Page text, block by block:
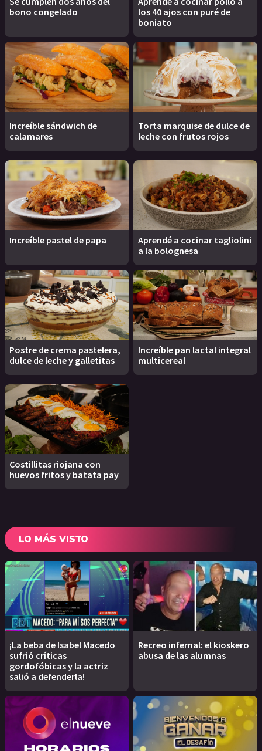
bono congelado
los 40 ajos con puré de
boniato
Increíble sándwich de
calamares
Torta marquise de dulce de
leche con frutos rojos
Increíble pastel de papa
Aprendé a cocinar tagliolini
a la bolognesa
Postre de crema pastelera,
dulce de leche y galletitas
Increíble pan lactal integral
multicereal
Costillitas riojana con
huevos fritos y batata pay
LO MÁS VISTO
¡La beba de Isabel Macedo
sufrió críticas
gordofóbicas y la actriz
salió a defenderla!
Recreo infernal: el kioskero
abusa de las alumnas